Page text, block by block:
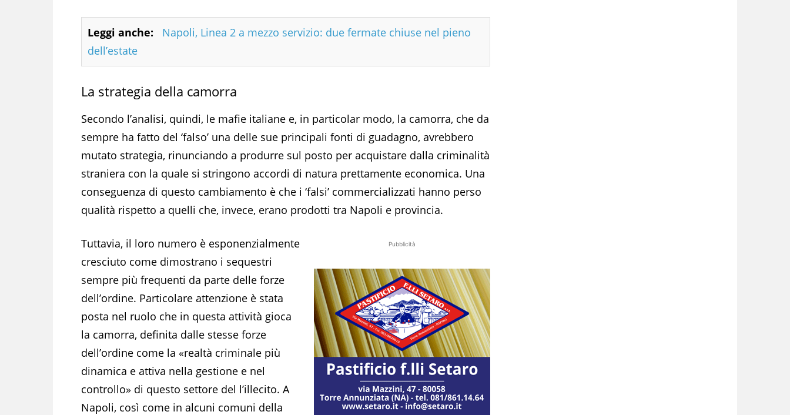
Leggi anche:
Napoli, Linea 2 a mezzo servizio: due fermate chiuse nel pieno
dell’estate
La strategia della camorra
Secondo l’analisi, quindi, le mafie italiane e, in particolar modo, la camorra, che da
sempre ha fatto del ‘falso’ una delle sue principali fonti di guadagno, avrebbero
mutato strategia, rinunciando a produrre sul posto per acquistare dalla criminalità
straniera con la quale si stringono accordi di natura prettamente economica. Una
conseguenza di questo cambiamento è che i ‘falsi’ commercializzati hanno perso
qualità rispetto a quelli che, invece, erano prodotti tra Napoli e provincia.
Pubblicità
Tuttavia, il loro numero è esponenzialmente
cresciuto come dimostrano i sequestri
sempre più frequenti da parte delle forze
dell’ordine. Particolare attenzione è stata
posta nel ruolo che in questa attività gioca
la camorra, definita dalle stesse forze
dell’ordine come la «realtà criminale più
dinamica e attiva nella gestione e nel
controllo» di questo settore del l’illecito. A
Napoli, così come in alcuni comuni della